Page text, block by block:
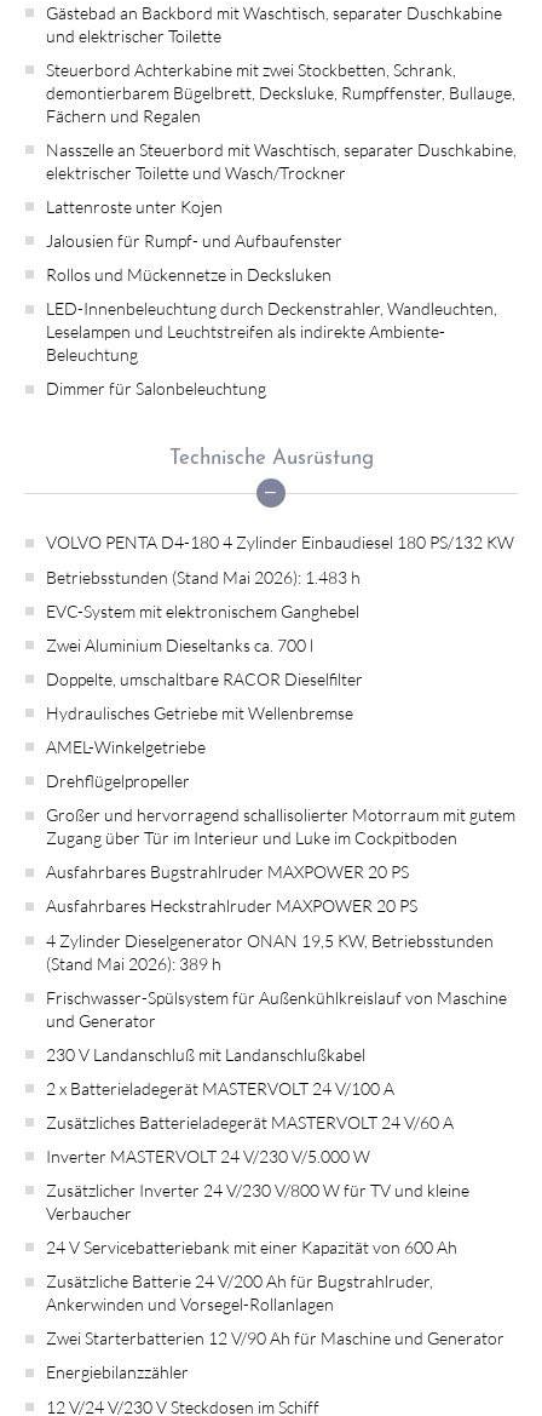
Gästebad an Backbord mit Waschtisch, separater Duschkabine
und elektrischer Toilette
Steuerbord Achterkabine mit zwei Stockbetten, Schrank,
demontierbarem Bügelbrett, Decksluke, Rumpffenster, Bullauge,
Fächern und Regalen
Nasszelle an Steuerbord mit Waschtisch, separater Duschkabine,
elektrischer Toilette und Wasch/Trockner
Lattenroste unter Kojen
Jalousien für Rumpf- und Aufbaufenster
Rollos und Mückennetze in Decksluken
LED-Innenbeleuchtung durch Deckenstrahler, Wandleuchten,
Leselampen und Leuchtstreifen als indirekte Ambiente-
Beleuchtung
Dimmer für Salonbeleuchtung
Technische Ausrüstung
VOLVO PENTA D4-180 4 Zylinder Einbaudiesel 180 PS/132 KW
Betriebsstunden (Stand Mai 2026): 1.483 h
EVC-System mit elektronischem Ganghebel
Zwei Aluminium Dieseltanks ca. 700 l
Doppelte, umschaltbare RACOR Dieselfilter
Hydraulisches Getriebe mit Wellenbremse
AMEL-Winkelgetriebe
Drehflügelpropeller
Großer und hervorragend schallisolierter Motorraum mit gutem
Zugang über Tür im Interieur und Luke im Cockpitboden
Ausfahrbares Bugstrahlruder MAXPOWER 20 PS
Ausfahrbares Heckstrahlruder MAXPOWER 20 PS
4 Zylinder Dieselgenerator ONAN 19,5 KW, Betriebsstunden
(Stand Mai 2026): 389 h
Frischwasser-Spülsystem für Außenkühlkreislauf von Maschine
und Generator
230 V Landanschluß mit Landanschlußkabel
2 x Batterieladegerät MASTERVOLT 24 V/100 A
Zusätzliches Batterieladegerät MASTERVOLT 24 V/60 A
Inverter MASTERVOLT 24 V/230 V/5.000 W
Zusätzlicher Inverter 24 V/230 V/800 W für TV und kleine
Verbaucher
24 V Servicebatteriebank mit einer Kapazität von 600 Ah
Zusätzliche Batterie 24 V/200 Ah für Bugstrahlruder,
Ankerwinden und Vorsegel-Rollanlagen
Zwei Starterbatterien 12 V/90 Ah für Maschine und Generator
Energiebilanzzähler
12 V/24 V/230 V Steckdosen im Schiff